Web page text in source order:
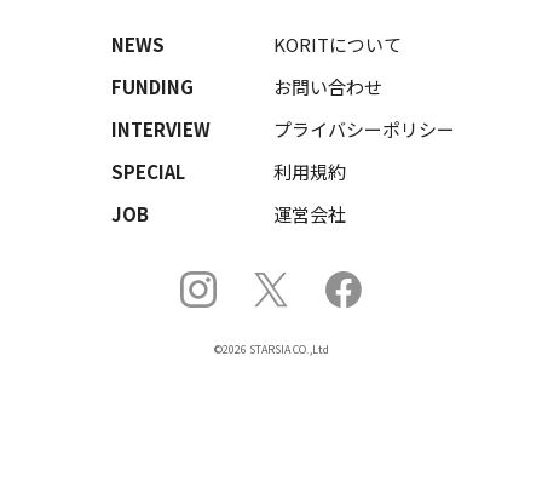
NEWS
FUNDING
INTERVIEW
SPECIAL
JOB
KORITについて
お問い合わせ
プライバシーポリシー
利用規約
運営会社
©2026 STARSIA CO.,Ltd